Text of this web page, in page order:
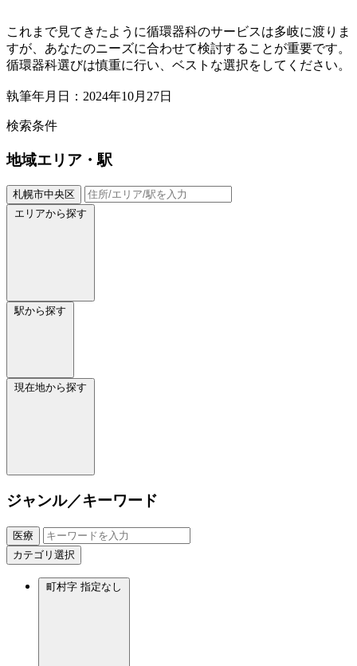
これまで見てきたように循環器科のサービスは多岐に渡りま
すが、あなたのニーズに合わせて検討することが重要です。
循環器科選びは慎重に行い、ベストな選択をしてください。
執筆年月日：2024年10月27日
検索条件
地域エリア・駅
札幌市中央区
エリアから探す
駅から探す
現在地から探す
ジャンル／キーワード
医療
カテゴリ選択
町村字 指定なし